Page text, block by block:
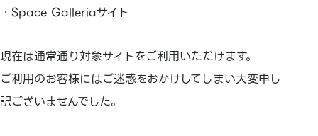
・Space Galleriaサイト
現在は通常通り対象サイトをご利用いただけます。
ご利用のお客様にはご迷惑をおかけしてしまい大変申し
訳ございませんでした。